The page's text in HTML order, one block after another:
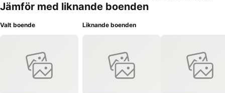
Jämför med liknande boenden
Valt boende Liknande boenden